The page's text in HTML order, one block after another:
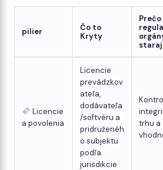
pilier
Čo to
Kryty
Prečo
Licencie
a povolenia
Licencie
prevádzkov
ateľa,
dodávateľa
/softvéru a
pridruženéh
o subjektu
podľa
jurisdikcie
trhu a